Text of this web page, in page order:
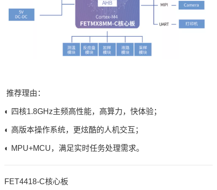
推荐理由：
◐ 四核1.8GHz主频高性能，高算力，快体验；
◐ 高版本操作系统，更炫酷的人机交互 ；
◐ MPU+MCU，满足实时任务处理需求。
FET4418-C核心板